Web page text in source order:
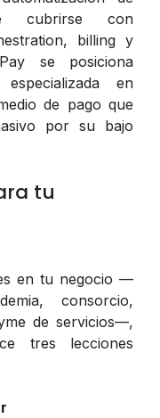
cubrirse con
billing y
se posiciona
en
de pago que
por su bajo
tu
en tu negocio —
consorcio,
de servicios—,
tres lecciones